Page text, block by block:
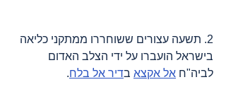
2. תשעה עצורים ששוחררו ממתקני כליאה
בישראל הועברו על ידי הצלב האדום
לביה"ח אל אקצא בדיר אל בלח.